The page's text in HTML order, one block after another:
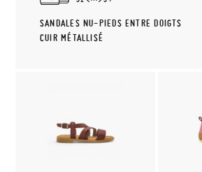
SANDALES NU-PIEDS ENTRE DOIGTS
CUIR MÉTALLISÉ